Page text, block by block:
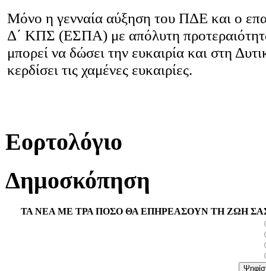
Μόνο η γενναία αύξηση του ΠΔΕ και ο
Δ΄ ΚΠΣ (ΕΣΠΑ) με απόλυτη
μπορεί να δώσει την ευκαιρία και στη
κερδίσει τις χαμένες ευκαιρίες.
Εορτολόγιο
Δημοσκόπηση
ΤΑ ΝΕΑ ΜΕ ΤΡΑ ΠΟΣΟ ΘΑ ΕΠΗΡΕΑΣΟΥΝ ΤΗ ΖΩΗ